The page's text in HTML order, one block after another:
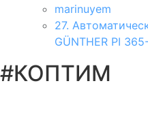
marinuyem
27.
GÜNTHER PI
#КОПТИМ